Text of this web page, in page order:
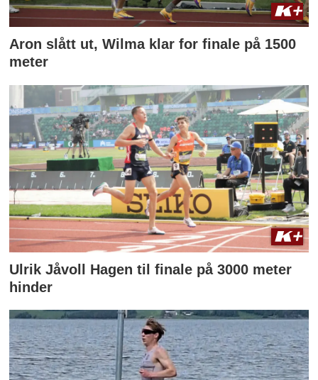
Aron slått ut, Wilma klar for finale på 1500
meter
Ulrik Jåvoll Hagen til finale på 3000 meter
hinder